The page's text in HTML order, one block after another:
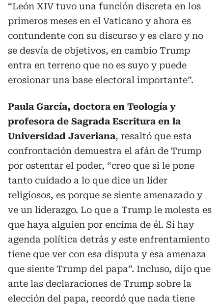
“León XIV tuvo una función discreta en los
primeros meses en el Vaticano y ahora es
contundente con su discurso y es claro y no
se desvía de objetivos, en cambio Trump
entra en terreno que no es suyo y puede
erosionar una base electoral importante”.
Paula García, doctora en Teología y
profesora de Sagrada Escritura en la
Universidad Javeriana, resaltó que esta
confrontación demuestra el afán de Trump
por ostentar el poder, “creo que si le pone
tanto cuidado a lo que dice un líder
religiosos, es porque se siente amenazado y
ve un liderazgo. Lo que a Trump le molesta es
que haya alguien por encima de él. Sí hay
agenda política detrás y este enfrentamiento
tiene que ver con esa disputa y esa amenaza
que siente Trump del papa”. Incluso, dijo que
ante las declaraciones de Trump sobre la
elección del papa, recordó que nada tiene